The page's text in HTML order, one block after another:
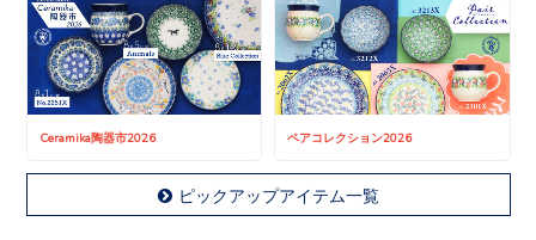
Ceramika陶器市2026 ペアコレクション2026
ピックアップアイテム一覧